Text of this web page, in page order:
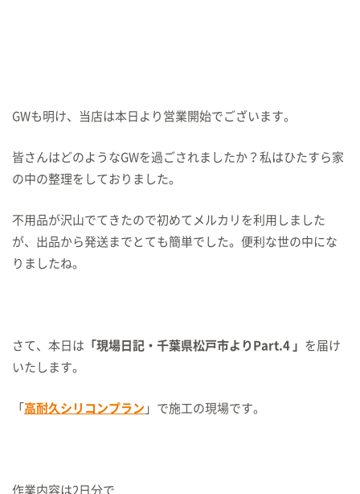
GWも明け、当店は本日より営業開始でございます。
皆さんはどのようなGWを過ごされましたか？私はひたすら家
の中の整理をしておりました。
不用品が沢山でてきたので初めてメルカリを利用しました
が、出品から発送までとても簡単でした。便利な世の中にな
りましたね。
さて、本日は 「現場日記・千葉県松戸市よりPart.4 」 を届け
いたします。
「 高耐久シリコンプラン 」で施工の現場です。
作業内容は2日分で